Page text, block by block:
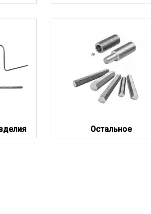
Остальное